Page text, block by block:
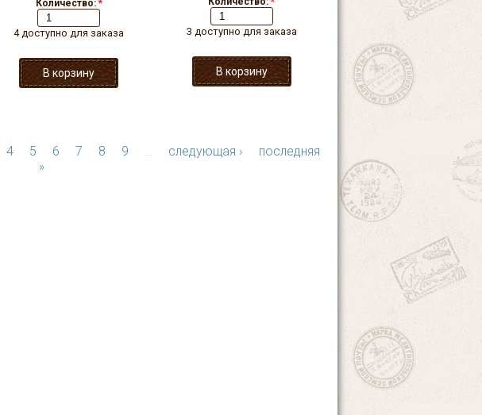
Количество: *
4 доступно для заказа 3 доступно для заказа
4 5 6 7 8 9 … следующая ›
последняя
»